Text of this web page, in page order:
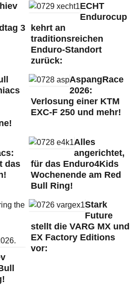
3
ECHT
Endurocup
kehrt an
traditionsreichen
Enduro-Standort
zurück:
AspangRace
2026:
Verlosung einer KTM
EXC-F 250 und mehr!
das
Alles
angerichtet,
für das Enduro4Kids
Wochenende am Red
Bull Ring!
Stark
Future
stellt die VARG MX und
EX Factory Editions
vor: